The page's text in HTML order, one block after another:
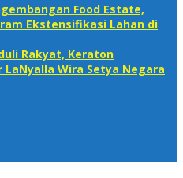
Food Estate,
Ekstensifikasi Lahan di
Rakyat, Keraton
Wira Setya Negara